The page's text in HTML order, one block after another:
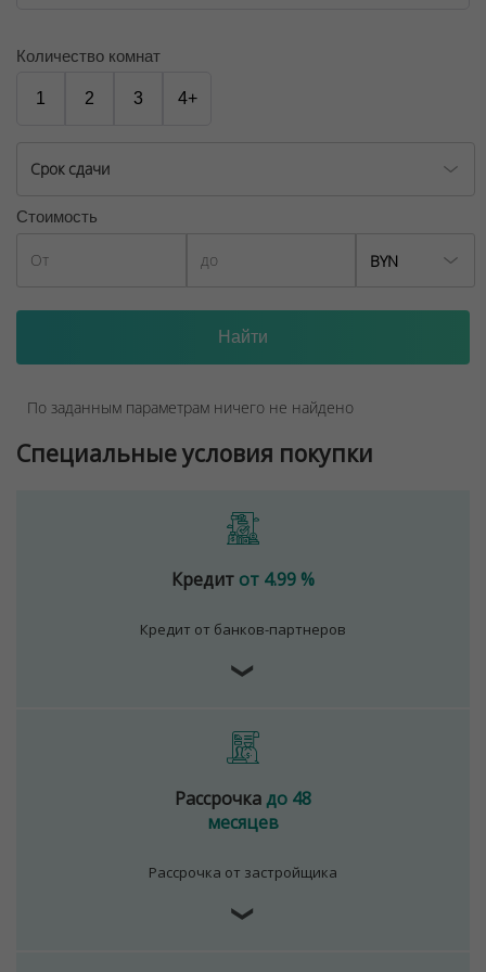
Договор на оказание риэлтерских услуг № 447/6, от
04.09.2025
Количество комнат
1 2 3 4+
Срок сдачи
Стоимость
BYN
По заданным параметрам ничего не найдено
Специальные условия покупки
Кредит от 4.99 %
Кредит от банков-партнеров
❯
Рассрочкадо 48
месяцев
Рассрочка от застройщика
❯